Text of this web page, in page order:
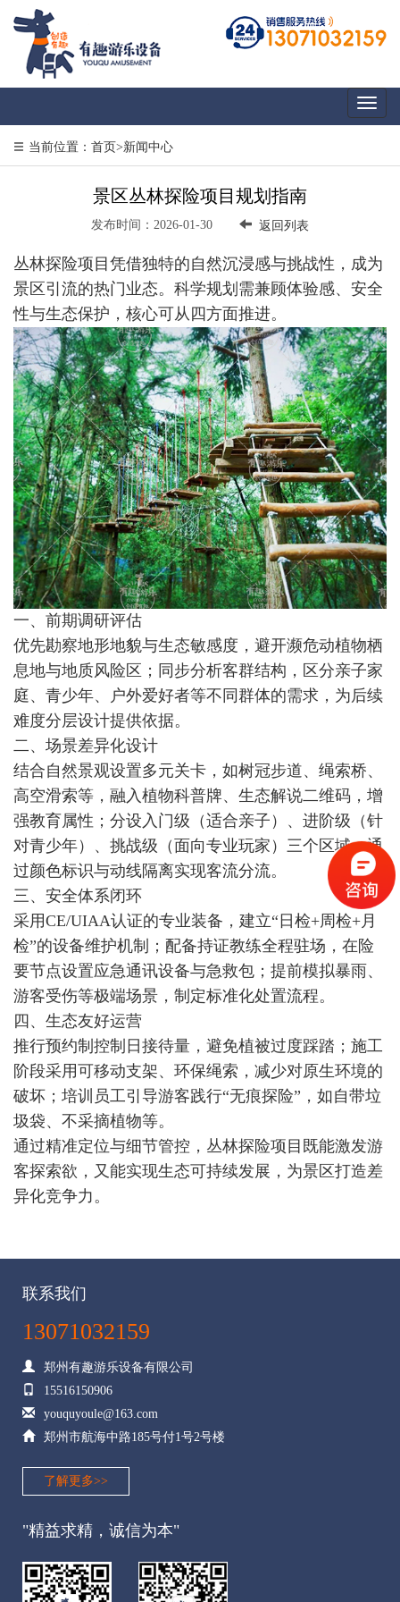
Toggle
当前位置： 首页>新闻中心
景区丛林探险项目规划指南
发布时间：2026-01-30 返回列表
丛林探险项目凭借独特的自然沉浸感与挑战性，成为
景区引流的热门业态。科学规划需兼顾体验感、安全
性与生态保护，核心可从四方面推进。
一、前期调研评估
优先勘察地形地貌与生态敏感度，避开濒危动植物栖
息地与地质风险区；同步分析客群结构，区分亲子家
庭、青少年、户外爱好者等不同群体的需求，为后续
难度分层设计提供依据。
二、场景差异化设计
结合自然景观设置多元关卡，如树冠步道、绳索桥、
高空滑索等，融入植物科普牌、生态解说二维码，增
强教育属性；分设入门级（适合亲子）、进阶级（针
对青少年）、挑战级（面向专业玩家）三个区域，通
过颜色标识与动线隔离实现客流分流。
三、安全体系闭环
采用CE/UIAA认证的专业装备，建立“日检+周检+月
检”的设备维护机制；配备持证教练全程驻场，在险
要节点设置应急通讯设备与急救包；提前模拟暴雨、
游客受伤等极端场景，制定标准化处置流程。
四、生态友好运营
推行预约制控制日接待量，避免植被过度踩踏；施工
阶段采用可移动支架、环保绳索，减少对原生环境的
破坏；培训员工引导游客践行“无痕探险”，如自带垃
圾袋、不采摘植物等。
通过精准定位与细节管控，丛林探险项目既能激发游
客探索欲，又能实现生态可持续发展，为景区打造差
异化竞争力。
联系我们
13071032159
郑州有趣游乐设备有限公司
15516150906
youquyoule@163.com
郑州市航海中路185号付1号2号楼
了解更多>>
"精益求精，诚信为本"